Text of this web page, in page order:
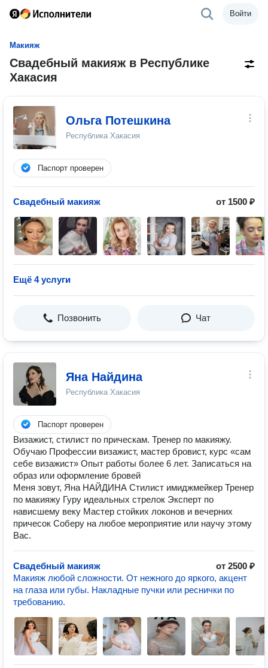
Войти
Макияж
Свадебный макияж в Республике
Хакасия
Ольга Потешкина
Республика Хакасия
Паспорт проверен
Свадебный макияж от 1500 ₽
Ещё 4 услуги
Позвонить Чат
Яна Найдина
Республика Хакасия
Паспорт проверен
Визажист, стилист по прическам. Тренер по макияжу.
Обучаю Профессии визажист, мастер бровист, курс «сам
себе визажист» Опыт работы более 6 лет. Записаться на
образ или оформление бровей
Меня зовут, Яна НАЙДИНА Стилист имиджмейкер Тренер
по макияжу Гуру идеальных стрелок Эксперт по
нависшему веку Мастер стойких локонов и вечерних
причесок Соберу на любое мероприятие или научу этому
Вас.
Свадебный макияж
от 2500 ₽
Макияж любой сложности. От нежного до яркого, акцент
на глаза или губы. Накладные пучки или реснички по
требованию.